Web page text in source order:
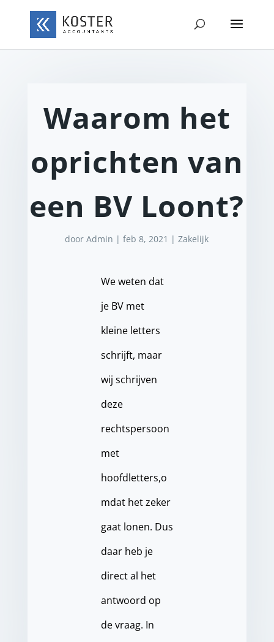
Waarom het
oprichten van
een BV Loont?
doorAdmin |feb 8, 2021 |Zakelijk
We weten dat
je BV met
kleine letters
schrijft, maar
wij schrijven
deze
rechtspersoon
met
hoofdletters,o
mdat het zeker
gaat lonen. Dus
daar heb je
direct al het
antwoord op
de vraag. In